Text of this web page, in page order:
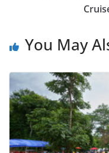
You May